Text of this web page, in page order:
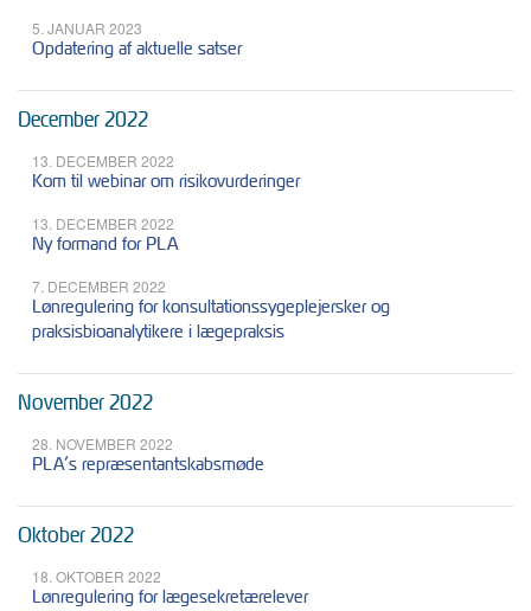
5. JANUAR 2023
Opdatering af aktuelle satser
December 2022
13. DECEMBER 2022
Kom til webinar om risikovurderinger
13. DECEMBER 2022
Ny formand for PLA
7. DECEMBER 2022
Lønregulering for konsultationssygeplejersker og
praksisbioanalytikere i lægepraksis
November 2022
28. NOVEMBER 2022
PLA’s repræsentantskabsmøde
Oktober 2022
18. OKTOBER 2022
Lønregulering for lægesekretærelever